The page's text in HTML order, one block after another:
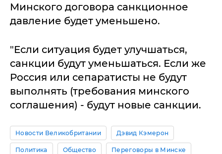
Минского договора санкционное
давление будет уменьшено.
"Если ситуация будет улучшаться,
санкции будут уменьшаться. Если же
Россия или сепаратисты не будут
выполнять (требования минского
соглашения) - будут новые санкции.
Новости Великобритании Дэвид Кэмерон
Политика Общество Переговоры в Минске